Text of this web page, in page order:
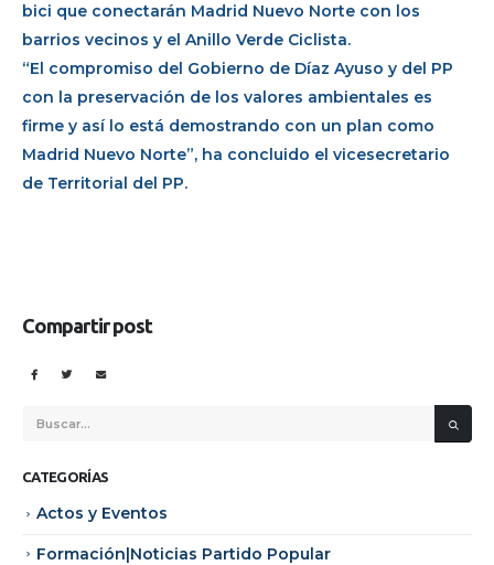
bici que conectarán Madrid Nuevo Norte con los
barrios vecinos y el Anillo Verde Ciclista.
“El compromiso del Gobierno de Díaz Ayuso y del PP
con la preservación de los valores ambientales es
firme y así lo está demostrando con un plan como
Madrid Nuevo Norte”, ha concluido el vicesecretario
de Territorial del PP.
Compartir post
CATEGORÍAS
Actos y Eventos
Formación|Noticias Partido Popular